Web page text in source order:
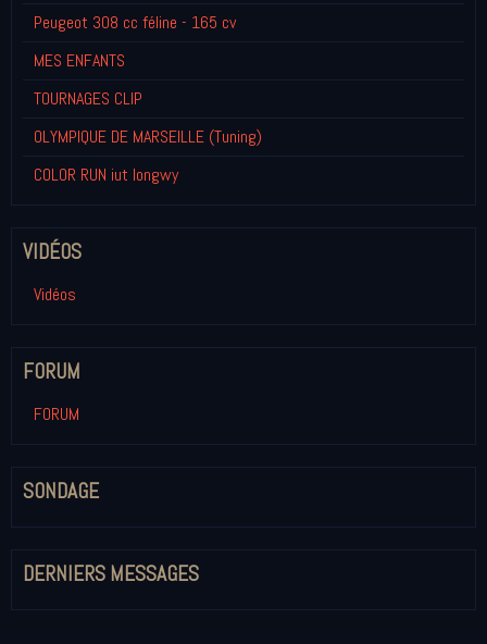
Peugeot 308 cc féline - 165 cv
MES ENFANTS
TOURNAGES CLIP
OLYMPIQUE DE MARSEILLE (Tuning)
COLOR RUN iut longwy
VIDÉOS
Vidéos
FORUM
FORUM
SONDAGE
DERNIERS MESSAGES